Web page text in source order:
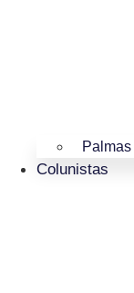
Palmas
Colunistas